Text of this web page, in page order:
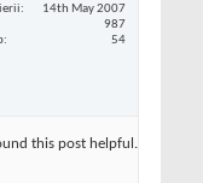
14th May 2007
987
54
this post helpful.